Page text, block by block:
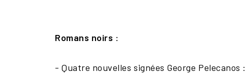
Romans noirs :
- Quatre nouvelles signées George Pelecanos :